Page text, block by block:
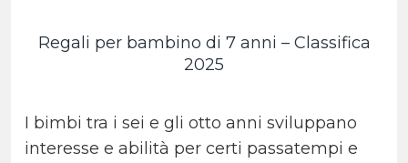
Regali per bambino di 7 anni – Classifica
2025
I bimbi tra i sei e gli otto anni sviluppano
interesse e abilità per certi passatempi e